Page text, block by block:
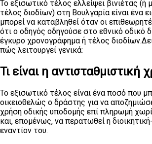
Το εξισωτικό τέλος ελλείψει βινιέτας (ή
τέλος διοδίων) στη Βουλγαρία είναι ένα
μπορεί να καταβληθεί όταν οι
ότι ο οδηγός οδηγούσε στο εθνικό οδικό
έγκυρο χρονογράφημα ή τέλος
πώς λειτουργεί γενικά:
Τι είναι η αντισταθμιστική
Το εξισωτικό τέλος είναι ένα ποσό που
οικειοθελώς ο δράστης για να
χρήση οδικής υποδομής επί πληρωμή
και, επομένως, να περατωθεί η
εναντίον του.